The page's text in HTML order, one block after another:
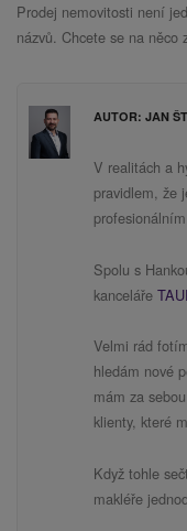
Prodej nemovitosti není
názvů. Chcete se na
AUTOR: JAN
V realitách a
pravidlem, že
Spolu s
kanceláře
Velmi rád
hledám nové
mám za
klienty, které
Když tohle
makléře